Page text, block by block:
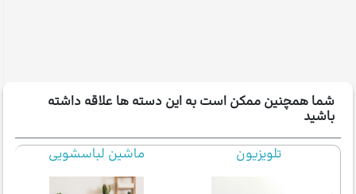
شما همچنین ممکن است به این دسته ها علاقه داشته
باشید
تلویزیون
ماشین لباسشویی